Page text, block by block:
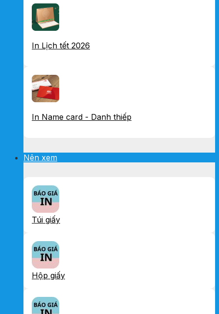
In Lịch tết 2026
In Name card - Danh thiếp
Nên xem
Túi giấy
Hộp giấy